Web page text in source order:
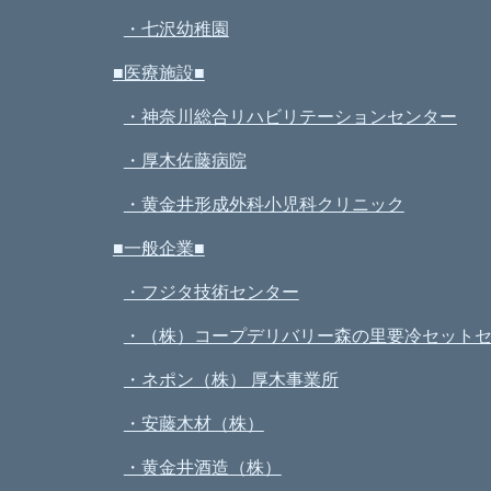
・七沢幼稚園
■医療施設■
・神奈川総合リハビリテーションセンター
・厚木佐藤病院
・黄金井形成外科小児科クリニック
■一般企業■
・フジタ技術センター
・（株）コープデリバリー森の里要冷セット
・ネポン（株） 厚木事業所
・安藤木材（株）
・黄金井酒造（株）